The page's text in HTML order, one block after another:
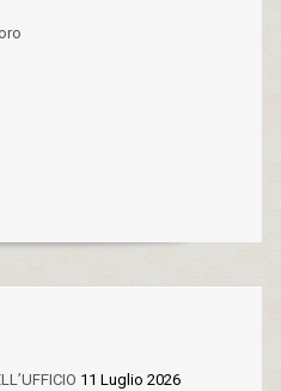
11 Luglio 2026